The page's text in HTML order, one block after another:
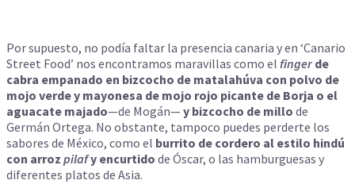
Por supuesto, no podía faltar la presencia canaria y en ‘Canario
Street Food’ nos encontramos maravillas como el finger de
cabra empanado en bizcocho de matalahúva con polvo de
mojo verde y mayonesa de mojo rojo picante de Borja o el
aguacate majado—de Mogán— y bizcocho de millo de
Germán Ortega. No obstante, tampoco puedes perderte los
sabores de México, como el burrito de cordero al estilo hindú
con arroz pilafy encurtido de Óscar, o las hamburguesas y
diferentes platos de Asia.